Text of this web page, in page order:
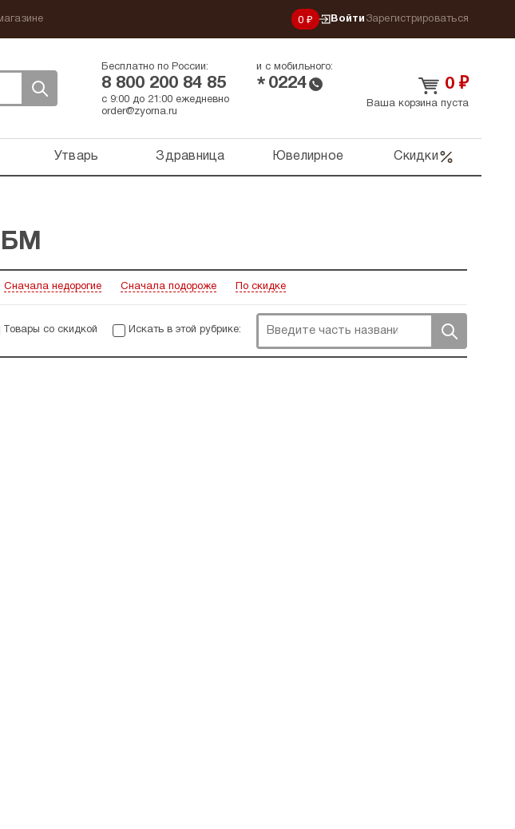
0 ₽ Войти Зарегистрироваться
Бесплатно по России:
8 800 200 84 85
и с мобильного:
* 0224
с 9:00 до 21:00 ежедневно
order@zyorna.ru
0 ₽
Ваша корзина пуста
Утварь Здравница Ювелирное Скидки
БМ
Сначала недорогие Сначала подороже По скидке
Товары со скидкой Искать в этой рубрике: